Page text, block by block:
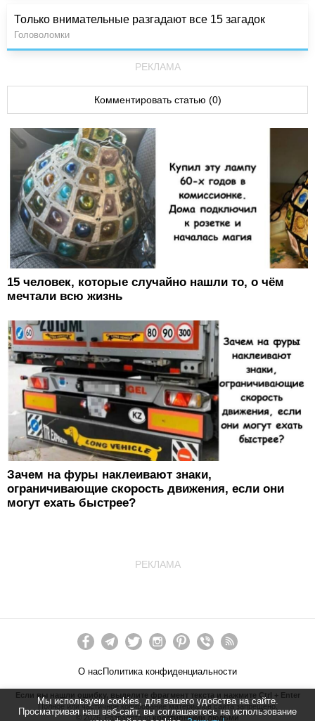
Мы используем cookies, для вашего удобства на сайте.
Просматривая наш веб-сайт, вы соглашаетесь на использование
Только внимательные разгадают все 15 загадок
Головоломки
РЕКЛАМА
Комментировать статью (0)
15 человек, которые случайно нашли то, о чём
мечтали всю жизнь
Зачем на фуры наклеивают знаки,
ограничивающие скорость движения, если они
могут ехать быстрее?
РЕКЛАМА
О нас Политика конфиденциальности
Если вы нашли ошибку, выделите фрагмент текста и нажмите Ctrl + Enter
Полное или частичное копирование материалов сайта запрещено.
2026 . Разработано креативными людьми